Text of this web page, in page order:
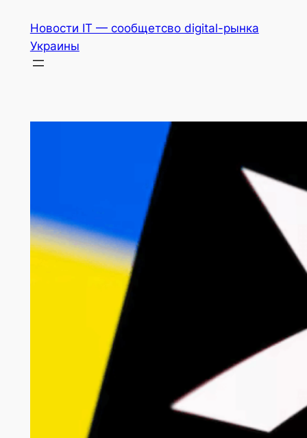
содержимому
Новости IT — сообщетсво digital-рынка
Украины